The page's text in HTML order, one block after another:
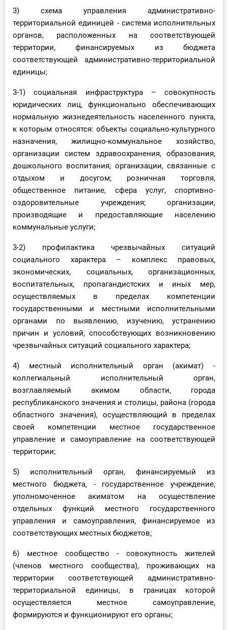
3) схема управления административно-
территориальной единицей - система исполнительных
органов, расположенных на соответствующей
территории, финансируемых из бюджета
соответствующей административно-территориальной
единицы;
3-1) социальная инфраструктура – совокупность
юридических лиц, функционально обеспечивающих
нормальную жизнедеятельность населенного пункта,
к которым относятся: объекты социально-культурного
назначения, жилищно-коммунальное хозяйство,
организации систем здравоохранения, образования,
дошкольного воспитания; организации, связанные с
отдыхом и досугом; розничная торговля,
общественное питание, сфера услуг, спортивно-
оздоровительные учреждения; организации,
производящие и предоставляющие населению
коммунальные услуги;
3-2) профилактика чрезвычайных ситуаций
социального характера – комплекс правовых,
экономических, социальных, организационных,
воспитательных, пропагандистских и иных мер,
осуществляемых в пределах компетенции
государственными и местными исполнительными
органами по выявлению, изучению, устранению
причин и условий, способствующих возникновению
чрезвычайных ситуаций социального характера;
4) местный исполнительный орган (акимат) -
коллегиальный исполнительный орган,
возглавляемый акимом области, города
республиканского значения и столицы, района (города
областного значения), осуществляющий в пределах
своей компетенции местное государственное
управление и самоуправление на соответствующей
территории;
5) исполнительный орган, финансируемый из
местного бюджета, - государственное учреждение,
уполномоченное акиматом на осуществление
отдельных функций местного государственного
управления и самоуправления, финансируемое из
соответствующих местных бюджетов;
6) местное сообщество - совокупность жителей
(членов местного сообщества), проживающих на
территории соответствующей административно-
территориальной единицы, в границах которой
осуществляется местное самоуправление,
формируются и функционируют его органы;